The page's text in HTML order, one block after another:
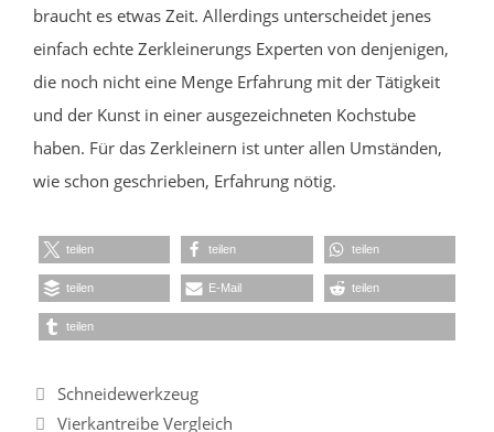
braucht es etwas Zeit. Allerdings unterscheidet jenes
einfach echte Zerkleinerungs Experten von denjenigen,
die noch nicht eine Menge Erfahrung mit der Tätigkeit
und der Kunst in einer ausgezeichneten Kochstube
haben. Für das Zerkleinern ist unter allen Umständen,
wie schon geschrieben, Erfahrung nötig.
teilen teilen teilen
teilen E-Mail teilen
teilen
Kategorien
Schneidewerkzeug
Vierkantreibe Vergleich